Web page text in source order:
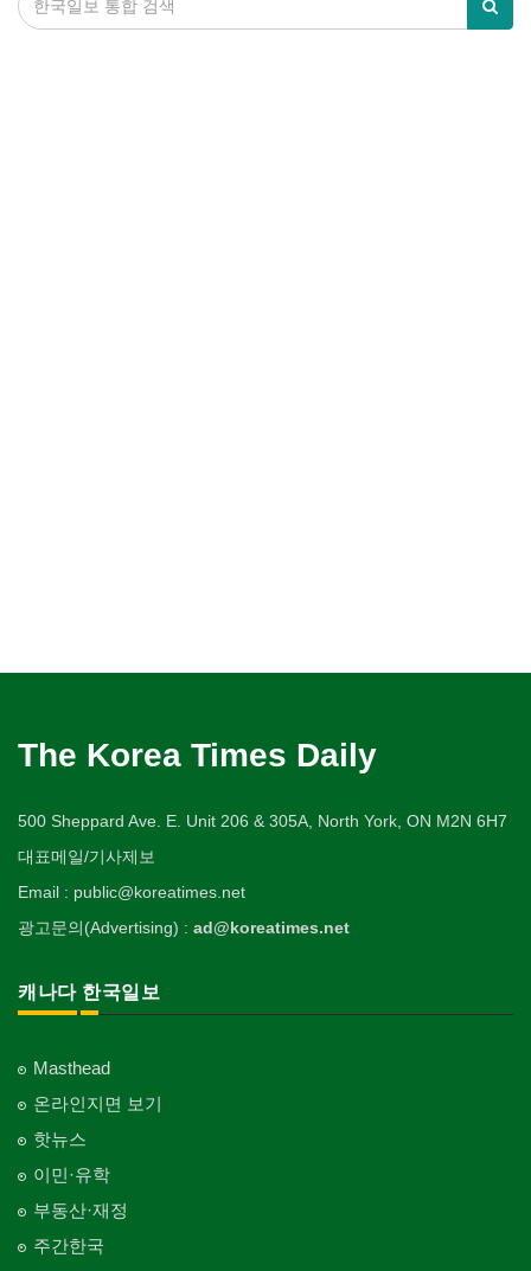
The Korea Times Daily
500 Sheppard Ave. E. Unit 206 & 305A, North York, ON M2N 6H7
대표메일/기사제보
Email : public@koreatimes.net
광고문의(Advertising) : ad@koreatimes.net
캐나다 한국일보
Masthead
온라인지면 보기
핫뉴스
이민·유학
부동산·재정
주간한국